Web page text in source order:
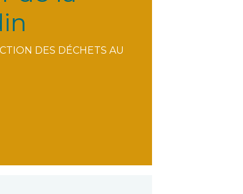
DES DÉCHETS AU